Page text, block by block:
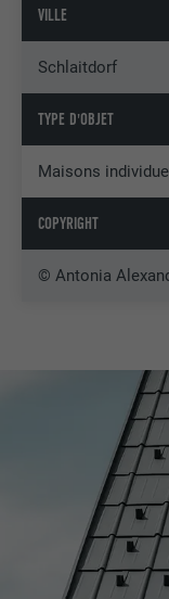
VILLE
Schlaitdorf
TYPE D'OBJET
Maisons
COPYRIGHT
© Antonia